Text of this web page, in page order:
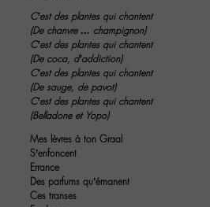
C’est des plantes qui chantent
(De chanvre … champignon)
C’est des plantes qui chantent
(De coca, d’addiction)
C’est des plantes qui chantent
(De sauge, de pavot)
C’est des plantes qui chantent
(Belladone et Yopo)
Mes lèvres à ton Graal
S’enfoncent
Errance
Des parfums qu’émanent
Ces transes